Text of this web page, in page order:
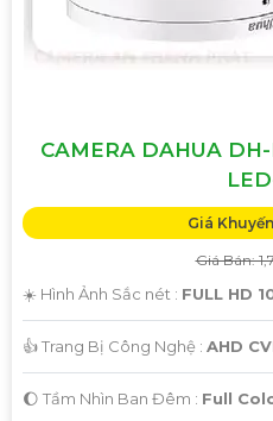
CAMERA DAHUA
Giá
Giá Bán:
☀️ Hình Ảnh Sắc nét : FULL HD
👍 Trang Bị Công Nghệ : AHD
🌔 Tầm Nhìn Ban Đêm : Full